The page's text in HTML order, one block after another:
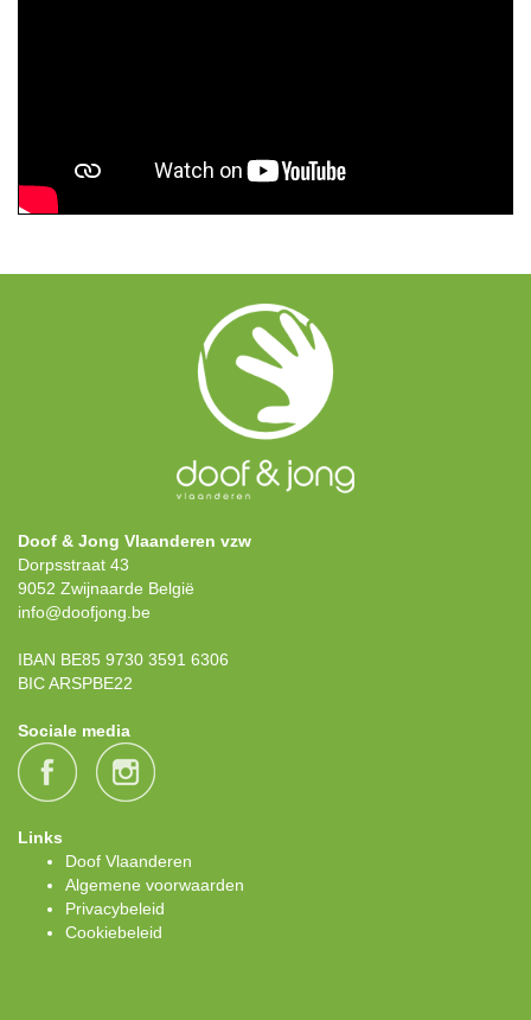
Doof & Jong Vlaanderen vzw
Dorpsstraat 43
9052 Zwijnaarde België
info@doofjong.be
IBAN BE85 9730 3591 6306
BIC ARSPBE22
Sociale media
Links
Doof Vlaanderen
Algemene voorwaarden
Privacybeleid
Cookiebeleid